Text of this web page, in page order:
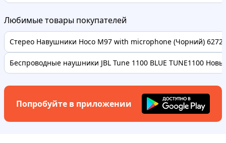
Любимые товары покупателей
Стерео Навушники Hoco M97 with microphone (Чорний)
Беспроводные наушники JBL Tune 1100 BLUE TUNE1100
Попробуйте в приложении